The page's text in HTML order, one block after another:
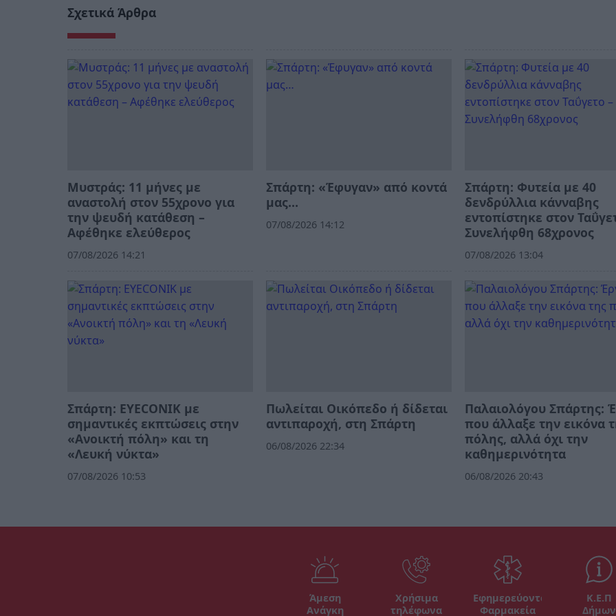
Σχετικά Άρθρα
Μυστράς: 11 μήνες με
αναστολή στον 55χρονο για
την ψευδή κατάθεση –
Αφέθηκε ελεύθερος
07/08/2026 14:21
Σπάρτη: «Έφυγαν» από κοντά
μας…
07/08/2026 14:12
Σπάρτη: Φυτεία με 40
δενδρύλλια κάνναβης
εντοπίστηκε στον
Συνελήφθη 68χρονος
07/08/2026 13:04
Σπάρτη: EYECONIK με
σημαντικές εκπτώσεις στην
«Ανοικτή πόλη» και τη
«Λευκή νύκτα»
07/08/2026 10:53
Πωλείται Οικόπεδο ή δίδεται
αντιπαροχή, στη Σπάρτη
06/08/2026 22:34
Παλαιολόγου Σπάρτης:
που άλλαξε την εικόνα
πόλης, αλλά όχι την
καθημερινότητα
06/08/2026 20:43
Άμεση
Ανάγκη
Χρήσιμα
τηλέφωνα
Εφημερεύοντα
Φαρμακεία
Κ.Ε.Π
Δήμων